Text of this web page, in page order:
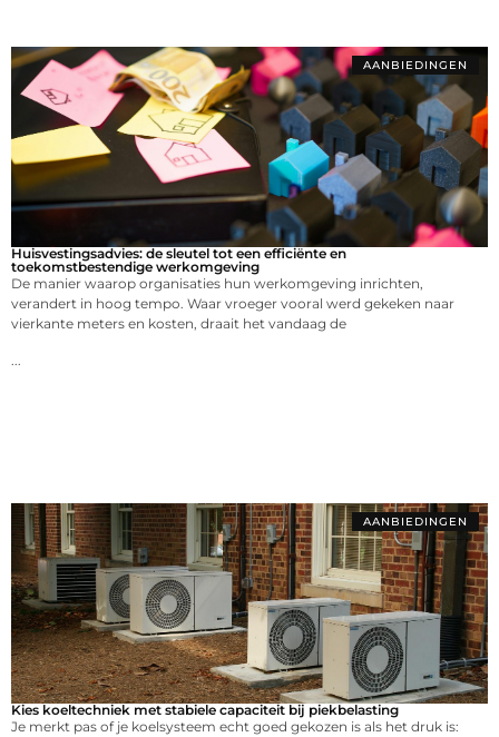
AANBIEDINGEN
Huisvestingsadvies: de sleutel tot een efficiënte en
toekomstbestendige werkomgeving
De manier waarop organisaties hun werkomgeving inrichten,
verandert in hoog tempo. Waar vroeger vooral werd gekeken naar
vierkante meters en kosten, draait het vandaag de
AANBIEDINGEN
Kies koeltechniek met stabiele capaciteit bij piekbelasting
Je merkt pas of je koelsysteem echt goed gekozen is als het druk is: